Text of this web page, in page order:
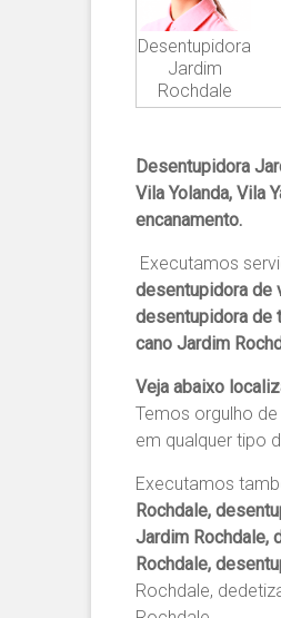
Desentupidora
Jardim
Rochdale
Desentupidora
Vila Yolanda, Vila
encanamento.
Executamos
desentupidora de
desentupidora de
cano Jardim
Veja abaixo
Temos orgulho
em qualquer tipo
Executamos
Rochdale,
Jardim Rochdale,
Rochdale,
Rochdale,